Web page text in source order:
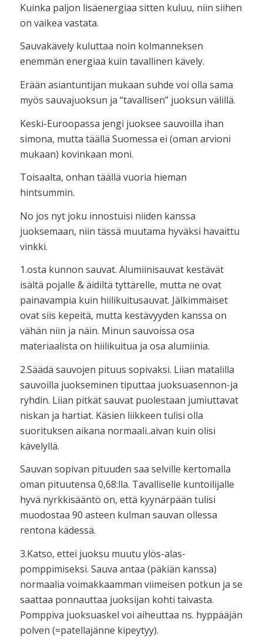
Kuinka paljon lisäenergiaa sitten kuluu, niin siihen
on vaikea vastata.
Sauvakävely kuluttaa noin kolmanneksen
enemmän energiaa kuin tavallinen kävely.
Erään asiantuntijan mukaan suhde voi olla sama
myös sauvajuoksun ja “tavallisen” juoksun välillä.
Keski-Euroopassa jengi juoksee sauvoilla ihan
simona, mutta täällä Suomessa ei (oman arvioni
mukaan) kovinkaan moni.
Toisaalta, onhan täällä vuoria hieman
hintsummin.
No jos nyt joku innostuisi niiden kanssa
juoksemaan, niin tässä muutama hyväksi havaittu
vinkki.
1.osta kunnon sauvat. Alumiinisauvat kestävät
isältä pojalle & äidiltä tyttärelle, mutta ne ovat
painavampia kuin hiilikuitusauvat. Jälkimmäiset
ovat siis kepeitä, mutta kestävyyden kanssa on
vähän niin ja näin. Minun sauvoissa osa
materiaalista on hiilikuitua ja osa alumiinia.
2.Säädä sauvojen pituus sopivaksi. Liian matalilla
sauvoilla juokseminen tiputtaa juoksuasennon-ja
ryhdin. Liian pitkät sauvat puolestaan jumiuttavat
niskan ja hartiat. Käsien liikkeen tulisi olla
suorituksen aikana normaali..aivan kuin olisi
kävelyllä.
Sauvan sopivan pituuden saa selville kertomalla
oman pituutensa 0,68:lla. Tavalliselle kuntoilijalle
hyvä nyrkkisääntö on, että kyynärpään tulisi
muodostaa 90 asteen kulman sauvan ollessa
rentona kädessä.
3.Katso, ettei juoksu muutu ylös-alas-
pomppimiseksi. Sauva antaa (päkiän kanssa)
normaalia voimakkaamman viimeisen potkun ja se
saattaa ponnauttaa juoksijan kohti taivasta.
Pomppiva juoksuaskel voi aiheuttaa ns. hyppääjän
polven (=patellajänne kipeytyy).